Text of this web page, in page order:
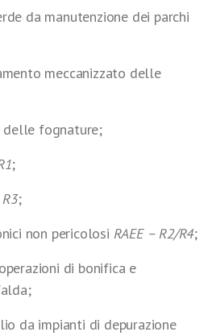
da manutenzione dei parchi
meccanizzato delle
fognature;
;
;
non pericolosi RAEE – R2/R4;
di bonifica e
da impianti di depurazione